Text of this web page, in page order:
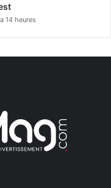
14 heures